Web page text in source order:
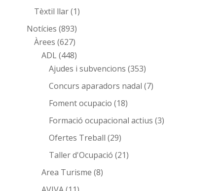
Tèxtil llar(1)
Notícies (893)
Àrees (627)
ADL(448)
Ajudes i subvencions (353)
Concurs aparadors nadal (7)
Foment ocupacio (18)
Formació ocupacional actius (3)
Ofertes Treball (29)
Taller d'Ocupació (21)
Area Turisme (8)